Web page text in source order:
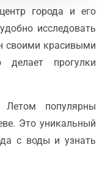
города и его
исследовать
своими красивыми
прогулки
Летом популярны
Это уникальный
с воды и узнать